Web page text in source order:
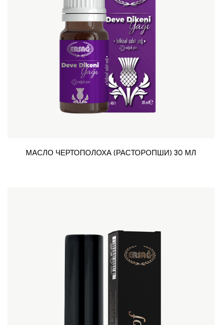
МАСЛО ЧЕРТОПОЛОХА (РАСТОРОПШИ) 30 МЛ